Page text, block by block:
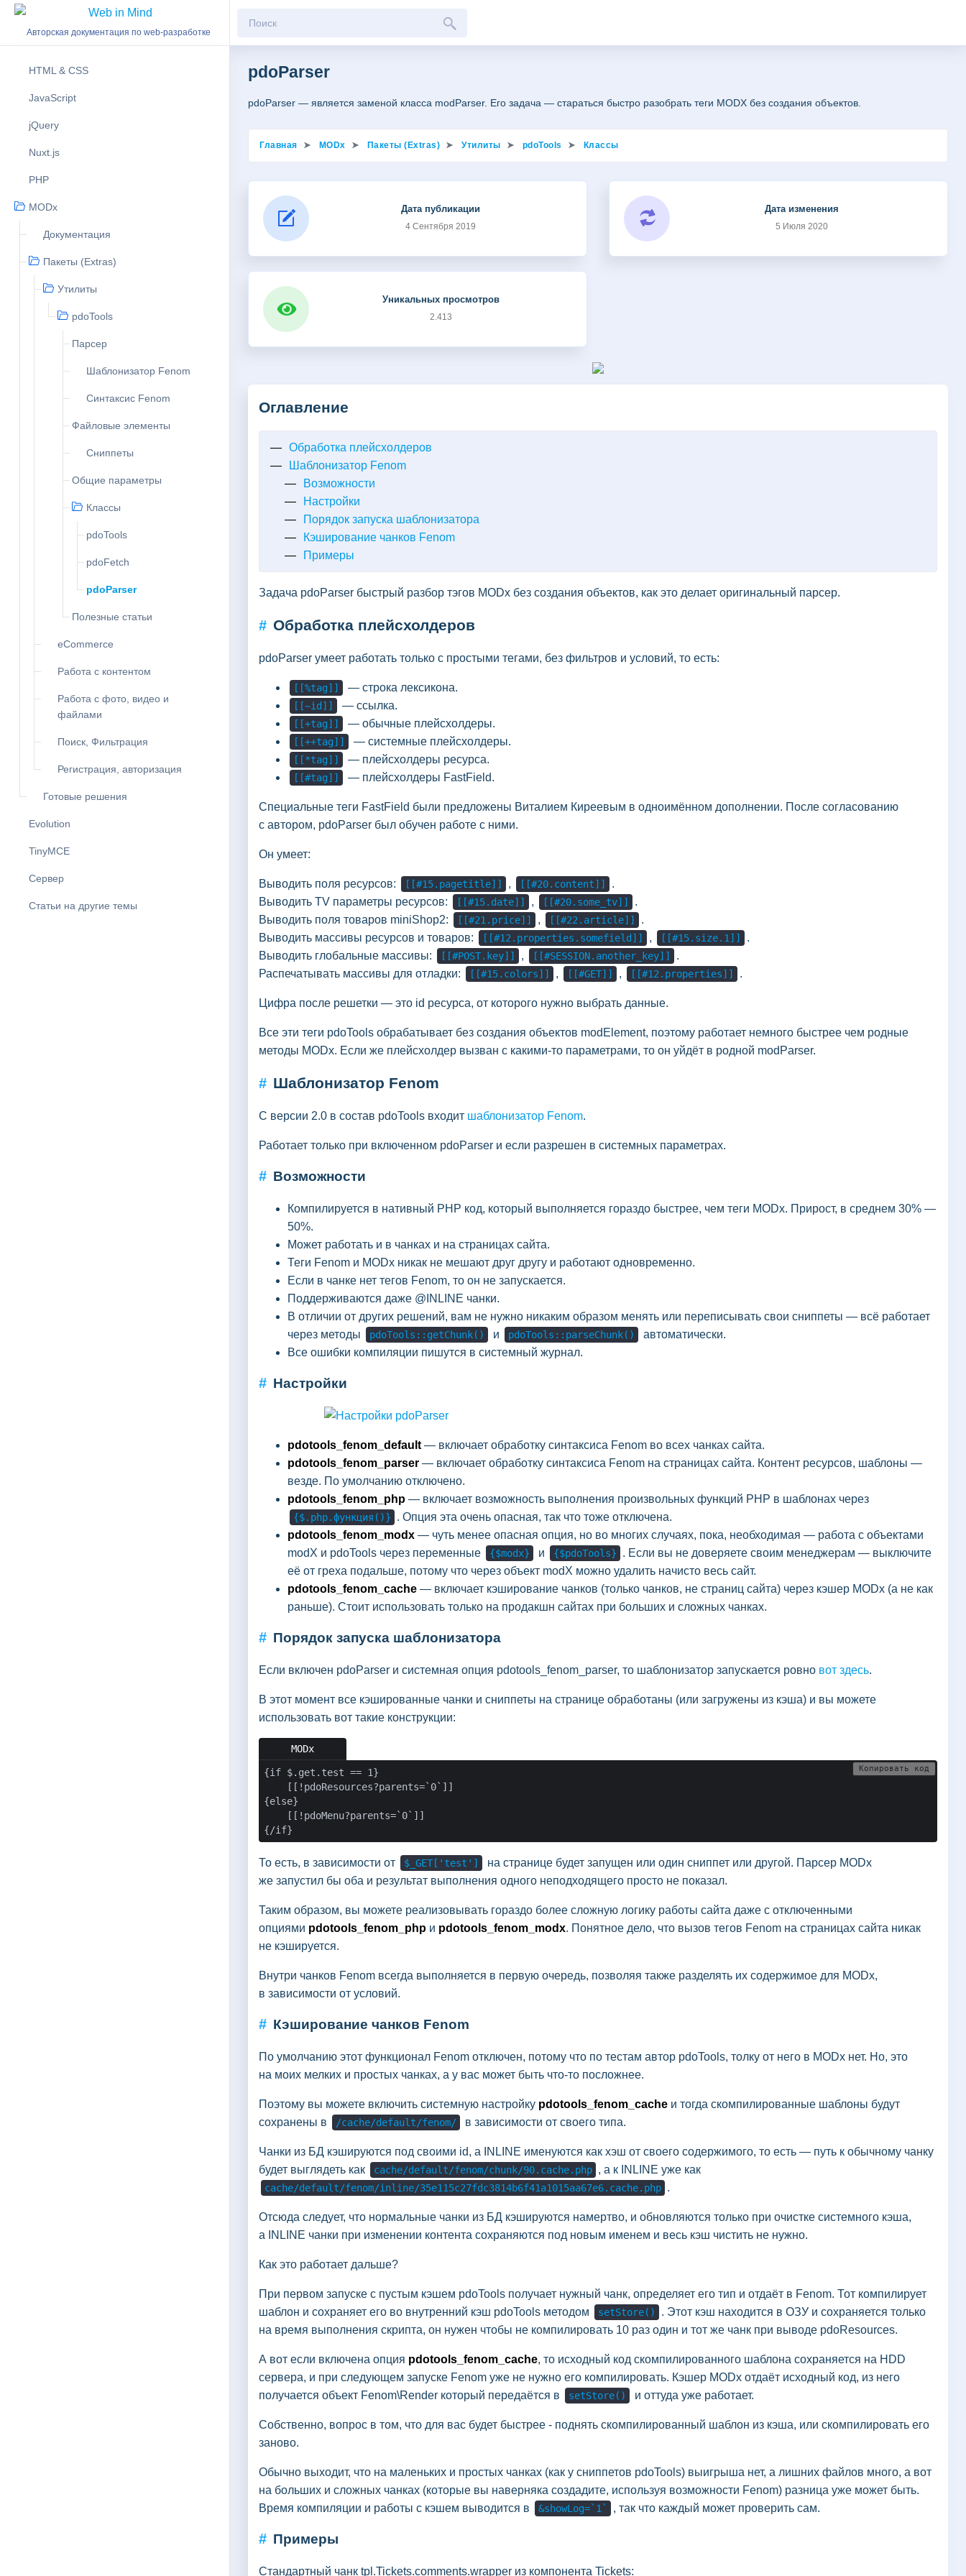
Авторская документация по web-разработке
HTML & CSS
JavaScript
jQuery
Nuxt.js
PHP
MODx
Документация
Пакеты (Extras)
Утилиты
pdoTools
Парсер
Шаблонизатор Fenom
Синтаксис Fenom
Файловые элементы
Сниппеты
Общие параметры
Классы
pdoTools
pdoFetch
pdoParser
Полезные статьи
eCommerce
Работа с контентом
Работа с фото, видео и
файлами
Поиск, Фильтрация
Регистрация, авторизация
Готовые решения
Evolution
TinyMCE
Сервер
Статьи на другие темы
pdoParser
pdoParser — является заменой класса modParser. Его задача — стараться быстро разобрать теги MODX без создания объектов.
Главная MODx Пакеты (Extras) Утилиты pdoTools Классы
Дата публикации
4 Сентября 2019
Дата изменения
5 Июля 2020
Уникальных просмотров
2.413
Оглавление
Обработка плейсхолдеров
Шаблонизатор Fenom
Возможности
Настройки
Порядок запуска шаблонизатора
Кэширование чанков Fenom
Примеры
Задача pdoParser быстрый разбор тэгов MODx без создания объектов, как это делает оригинальный парсер.
# Обработка плейсхолдеров
pdoParser умеет работать только с простыми тегами, без фильтров и условий, то есть:
[[%tag]] — строка лексикона.
[[~id]] — ссылка.
[[+tag]] — обычные плейсхолдеры.
[[++tag]] — системные плейсхолдеры.
[[*tag]] — плейсхолдеры ресурса.
[[#tag]] — плейсхолдеры FastField.
Специальные теги FastField были предложены Виталием Киреевым в одноимённом дополнении. После согласованию
с автором, pdoParser был обучен работе с ними.
Он умеет:
Выводить поля ресурсов: [[#15.pagetitle]] , [[#20.content]]
.
Выводить TV параметры ресурсов:
[[#15.date]] , [[#20.some_tv]]
.
Выводить поля товаров miniShop2:
[[#21.price]] , [[#22.article]]
.
Выводить массивы ресурсов и товаров:
[[#12.properties.somefield]] , [[#15.size.1]]
.
Выводить глобальные массивы:
[[#POST.key]] , [[#SESSION.another_key]]
.
Распечатывать массивы для отладки:
[[#15.colors]] , [[#GET]] , [[#12.properties]] .
Цифра после решетки — это id ресурса, от которого нужно выбрать данные.
Все эти теги pdoTools обрабатывает без создания объектов modElement, поэтому работает немного быстрее чем родные
методы MODx. Если же плейсхолдер вызван с какими-то параметрами, то он уйдёт в родной modParser.
# Шаблонизатор Fenom
С версии 2.0 в состав pdoTools входит шаблонизатор Fenom.
Работает только при включенном pdoParser и если разрешен в системных параметрах.
# Возможности
Компилируется в нативный PHP код, который выполняется гораздо быстрее, чем теги MODx. Прирост, в среднем 30% —
50%.
Может работать и в чанках и на страницах сайта.
Теги Fenom и MODx никак не мешают друг другу и работают одновременно.
Если в чанке нет тегов Fenom, то он не запускается.
Поддерживаются даже @INLINE чанки.
В отличии от других решений, вам не нужно никаким образом менять или переписывать свои сниппеты — всё работает
через методы
pdoTools::getChunk() и pdoTools::parseChunk()
автоматически.
Все ошибки компиляции пишутся в системный журнал.
# Настройки
pdotools_fenom_default — включает обработку синтаксиса Fenom во всех чанках сайта.
pdotools_fenom_parser — включает обработку синтаксиса Fenom на страницах сайта. Контент ресурсов, шаблоны —
везде. По умолчанию отключено.
pdotools_fenom_php — включает возможность выполнения произвольных функций PHP в шаблонах через
{$.php.функция()}
. Опция эта очень опасная, так что тоже отключена.
pdotools_fenom_modx — чуть менее опасная опция, но во многих случаях, пока, необходимая — работа с объектами
modX и pdoTools через переменные
{$modx} и {$pdoTools}
. Если вы не доверяете своим менеджерам — выключите
её от греха подальше, потому что через объект modX можно удалить начисто весь сайт.
pdotools_fenom_cache — включает кэширование чанков (только чанков, не страниц сайта) через кэшер MODx (а не как
раньше). Стоит использовать только на продакшн сайтах при больших и сложных чанках.
# Порядок запуска шаблонизатора
Если включен pdoParser и системная опция pdotools_fenom_parser, то шаблонизатор запускается ровно вот здесь.
В этот момент все кэшированные чанки и сниппеты на странице обработаны (или загружены из кэша) и вы можете
использовать вот такие конструкции:
{if $.get.test == 1}
    [[!pdoResources?parents=`0`]]
{else}
    [[!pdoMenu?parents=`0`]]
{/if}
Копировать код
То есть, в зависимости от $_GET['test']
на странице будет запущен или один сниппет или другой. Парсер MODx
же запустил бы оба и результат выполнения одного неподходящего просто не показал.
Таким образом, вы можете реализовывать гораздо более сложную логику работы сайта даже с отключенными
опциями pdotools_fenom_php и pdotools_fenom_modx. Понятное дело, что вызов тегов Fenom на страницах сайта никак
не кэшируется.
Внутри чанков Fenom всегда выполняется в первую очередь, позволяя также разделять их содержимое для MODx,
в зависимости от условий.
# Кэширование чанков Fenom
По умолчанию этот функционал Fenom отключен, потому что по тестам автор pdoTools, толку от него в MODx нет. Но, это
на моих мелких и простых чанках, а у вас может быть что-то посложнее.
Поэтому вы можете включить системную настройку pdotools_fenom_cache и тогда скомпилированные шаблоны будут
сохранены в
/cache/default/fenom/ в зависимости от своего типа.
Чанки из БД кэшируются под своими id, а INLINE именуются как хэш от своего содержимого, то есть — путь к обычному чанку
будет выглядеть как
cache/default/fenom/chunk/90.cache.php , а к INLINE уже как
cache/default/fenom/inline/35e115c27fdc3814b6f41a1015aa67e6.cache.php .
Отсюда следует, что нормальные чанки из БД кэшируются намертво, и обновляются только при очистке системного кэша,
а INLINE чанки при изменении контента сохраняются под новым именем и весь кэш чистить не нужно.
Как это работает дальше?
При первом запуске с пустым кэшем pdoTools получает нужный чанк, определяет его тип и отдаёт в Fenom. Тот компилирует
шаблон и сохраняет его во внутренний кэш pdoTools методом
setStore()
. Этот кэш находится в ОЗУ и сохраняется только
на время выполнения скрипта, он нужен чтобы не компилировать 10 раз один и тот же чанк при выводе pdoResources.
А вот если включена опция pdotools_fenom_cache, то исходный код скомпилированного шаблона сохраняется на HDD
сервера, и при следующем запуске Fenom уже не нужно его компилировать. Кэшер MODx отдаёт исходный код, из него
получается объект Fenom\Render который передаётся в
setStore() и оттуда уже работает.
Собственно, вопрос в том, что для вас будет быстрее - поднять скомпилированный шаблон из кэша, или скомпилировать его
заново.
Обычно выходит, что на маленьких и простых чанках (как у сниппетов pdoTools) выигрыша нет, а лишних файлов много, а вот
на больших и сложных чанках (которые вы наверняка создадите, используя возможности Fenom) разница уже может быть.
Время компиляции и работы с кэшем выводится в
&showLog=`1` , так что каждый может проверить сам.
# Примеры
Стандартный чанк tpl.Tickets.comments.wrapper из компонента Tickets: